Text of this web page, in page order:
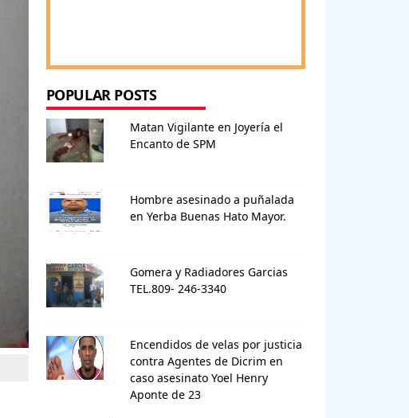
POPULAR POSTS
Matan Vigilante en Joyería el
Encanto de SPM
Hombre asesinado a puñalada
en Yerba Buenas Hato Mayor.
Gomera y Radiadores Garcias
TEL.809- 246-3340
Encendidos de velas por justicia
contra Agentes de Dicrim en
caso asesinato Yoel Henry
Aponte de 23